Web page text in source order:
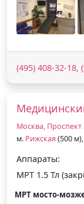
(495) 408-32-18,
Москва, Проспект
м. Рижская (500
Аппараты:
МРТ 1.5 Тл
МРТ мосто-